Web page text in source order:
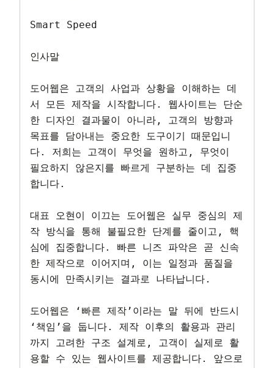
Smart Speed
인사말
도어웹은 고객의 사업과 상황을 이해하는 데
서 모든 제작을 시작합니다. 웹사이트는 단순
한 디자인 결과물이 아니라, 고객의 방향과
목표를 담아내는 중요한 도구이기 때문입니
다. 저희는 고객이 무엇을 원하고, 무엇이
필요하지 않은지를 빠르게 구분하는 데 집중
합니다.
대표 오현이 이끄는 도어웹은 실무 중심의 제
작 방식을 통해 불필요한 단계를 줄이고, 핵
심에 집중합니다. 빠른 니즈 파악은 곧 신속
한 제작으로 이어지며, 이는 일정과 품질을
동시에 만족시키는 결과로 나타납니다.
도어웹은 ‘빠른 제작’이라는 말 뒤에 반드시
‘책임’을 둡니다. 제작 이후의 활용과 관리
까지 고려한 구조 설계로, 고객이 실제로 활
용할 수 있는 웹사이트를 제공합니다. 앞으로